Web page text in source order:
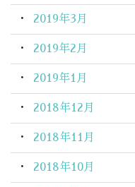
2019年3月
2019年2月
2019年1月
2018年12月
2018年11月
2018年10月